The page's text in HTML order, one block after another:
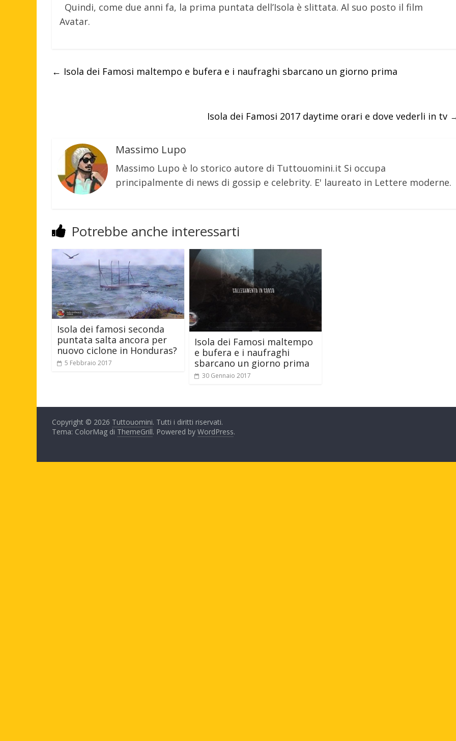
Quindi, come due anni fa, la prima puntata dell’Isola è slittata. Al suo posto il film
Avatar.
← Isola dei Famosi maltempo e bufera e i naufraghi sbarcano un giorno prima
Isola dei Famosi 2017 daytime orari e dove vederli in tv
Massimo Lupo
Massimo Lupo è lo storico autore di Tuttouomini.it Si occupa
principalmente di news di gossip e celebrity. E' laureato in Lettere moderne.
Potrebbe anche interessarti
Isola dei famosi seconda
puntata salta ancora per
nuovo ciclone in Honduras?
5 Febbraio 2017
Isola dei Famosi maltempo
e bufera e i naufraghi
sbarcano un giorno prima
30 Gennaio 2017
Copyright © 2026 Tuttouomini. Tutti i diritti riservati.
Tema: ColorMag di ThemeGrill. Powered by WordPress.